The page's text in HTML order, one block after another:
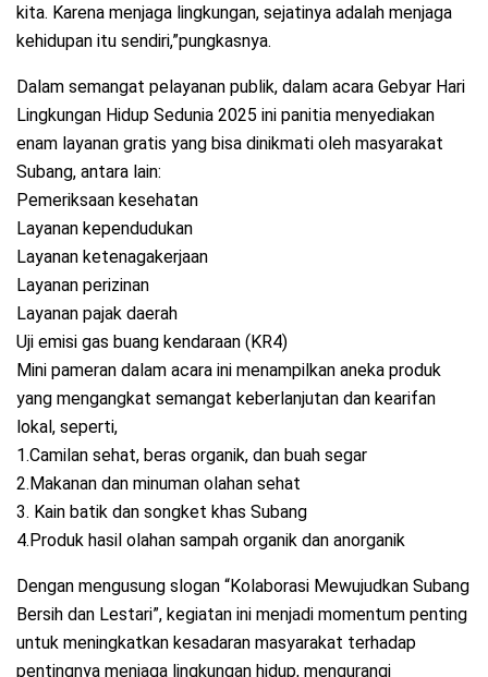
kita. Karena menjaga lingkungan, sejatinya adalah menjaga
kehidupan itu sendiri,”pungkasnya.
Dalam semangat pelayanan publik, dalam acara Gebyar Hari
Lingkungan Hidup Sedunia 2025 ini panitia menyediakan
enam layanan gratis yang bisa dinikmati oleh masyarakat
Subang, antara lain:
Pemeriksaan kesehatan
Layanan kependudukan
Layanan ketenagakerjaan
Layanan perizinan
Layanan pajak daerah
Uji emisi gas buang kendaraan (KR4)
Mini pameran dalam acara ini menampilkan aneka produk
yang mengangkat semangat keberlanjutan dan kearifan
lokal, seperti,
1.Camilan sehat, beras organik, dan buah segar
2.Makanan dan minuman olahan sehat
3. Kain batik dan songket khas Subang
4.Produk hasil olahan sampah organik dan anorganik
Dengan mengusung slogan “Kolaborasi Mewujudkan Subang
Bersih dan Lestari”, kegiatan ini menjadi momentum penting
untuk meningkatkan kesadaran masyarakat terhadap
pentingnya menjaga lingkungan hidup, mengurangi